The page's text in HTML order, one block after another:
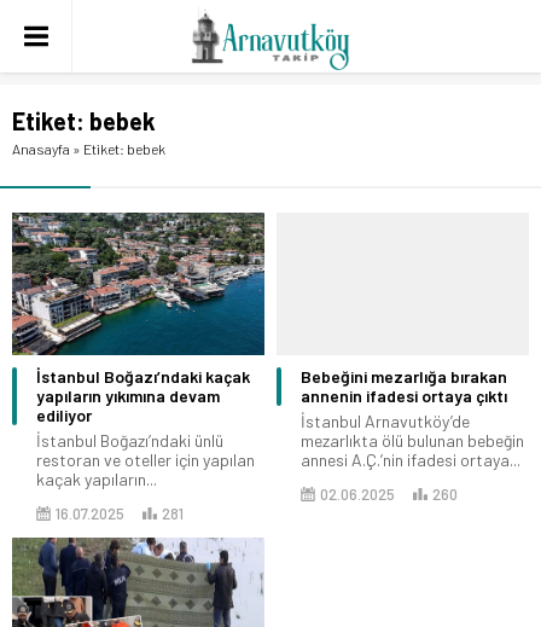
Etiket: bebek
Anasayfa » Etiket: bebek
İstanbul Boğazı’ndaki kaçak
yapıların yıkımına devam
ediliyor
İstanbul Boğazı’ndaki ünlü
restoran ve oteller için yapılan
kaçak yapıların...
16.07.2025 281
Bebeğini mezarlığa bırakan
annenin ifadesi ortaya çıktı
İstanbul Arnavutköy’de
mezarlıkta ölü bulunan bebeğin
annesi A.Ç.’nin ifadesi ortaya...
02.06.2025 260